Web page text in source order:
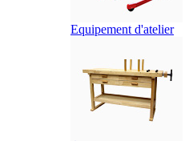
Equipement d'atelier